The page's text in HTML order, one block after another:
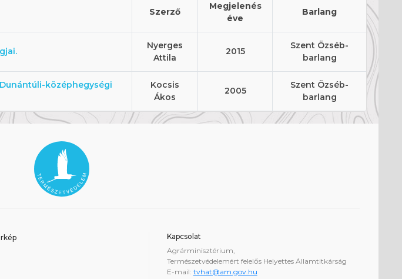
Szerző
Megjelenés
éve
Barlang
Nyerges
Attila
2015
Szent Özséb-
barlang
középhegységi
Kocsis
Ákos
2005
Szent Özséb-
barlang
Kapcsolat
Agrárminisztérium,
Természetvédelemért felelős Helyettes Államtitkárság
E-mail: tvhat@am.gov.hu